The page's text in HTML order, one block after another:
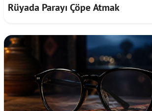
Rüyada Parayı Çöpe Atmak